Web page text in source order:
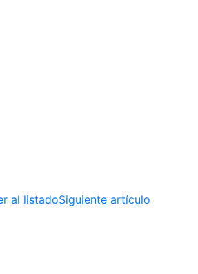
al listadoSiguiente artículo